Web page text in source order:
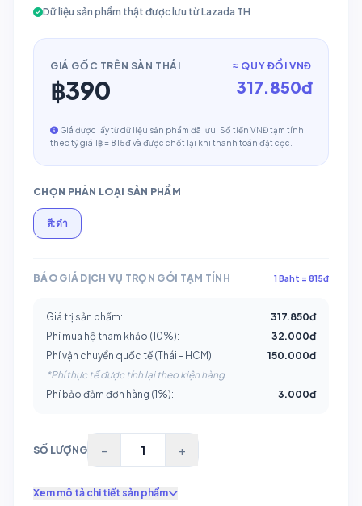
Dữ liệu sản phẩm thật được lưu từ Lazada TH
GIÁ GỐC TRÊN SÀN THÁI
฿390
≈ QUY ĐỔI VNĐ
317.850đ
Giá được lấy từ dữ liệu sản phẩm đã lưu. Số tiền VNĐ tạm tính
theo tỷ giá 1฿ = 815đ và được chốt lại khi thanh toán đặt cọc.
CHỌN PHÂN LOẠI SẢN PHẨM
สี:ดำ
BÁO GIÁ DỊCH VỤ TRỌN GÓI TẠM TÍNH 1 Baht = 815đ
Giá trị sản phẩm: 317.850đ
Phí mua hộ tham khảo (10%):
32.000đ
Phí vận chuyển quốc tế (Thái - HCM):
150.000đ
*Phí thực tế được tính lại theo kiện hàng
Phí bảo đảm đơn hàng (1%):
3.000đ
SỐ LƯỢNG − +
Xem mô tả chi tiết sản phẩm